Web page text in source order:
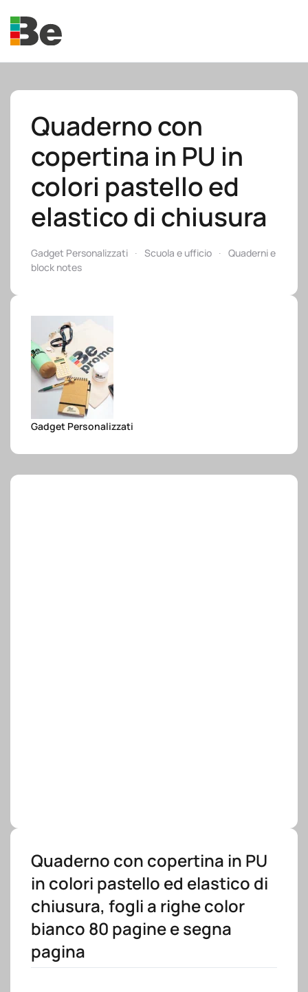
Skip to main content
Quaderno con
copertina in PU in
colori pastello ed
elastico di chiusura
Gadget Personalizzati Scuola e ufficio
Quaderni e
block notes
Gadget Personalizzati
Quaderno con copertina in PU
in colori pastello ed elastico di
chiusura, fogli a righe color
bianco 80 pagine e segna
pagina